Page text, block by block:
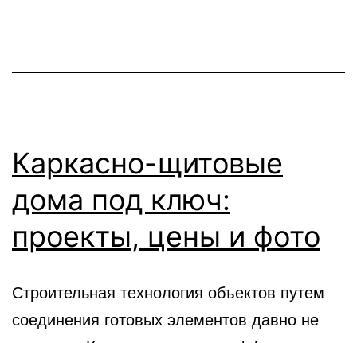
Каркасно-щитовые
дома под ключ:
проекты, цены и фото
Строительная технология объектов путем
соединения готовых элементов давно не